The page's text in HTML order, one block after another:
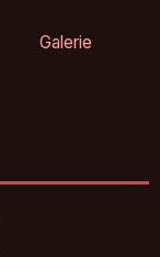
Galerie